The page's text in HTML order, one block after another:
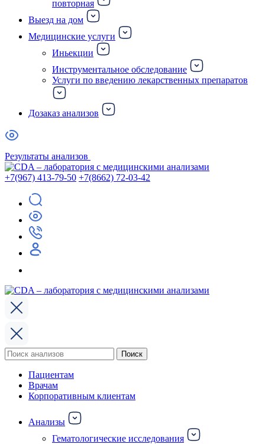
повторная
Выезд на дом
Медицинские услуги
Иньекции
Инструментальное обследование
Услуги по введению лекарственных препаратов
Дозаказ анализов
Результаты анализов
+7(967) 413-79-50 +7(8662) 72-03-42
Поиск
по:
Поиск
Пациентам
Врачам
Корпоративным клиентам
Анализы
Гематологические исследования